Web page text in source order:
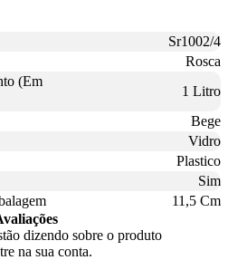
Sr1002/4
Rosca
(Em
1 Litro
Bege
Vidro
Plastico
Sim
11,5 Cm
dizendo sobre o produto
na sua conta.